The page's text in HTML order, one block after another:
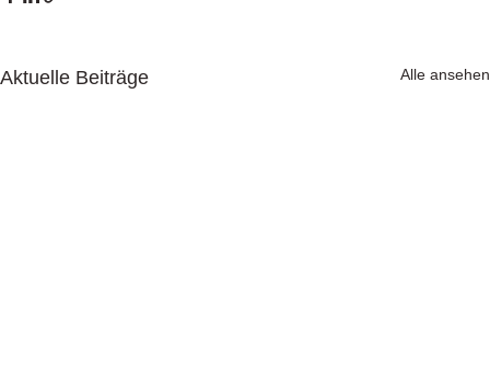
Aktuelle Beiträge Alle ansehen